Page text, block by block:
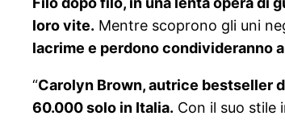
loro vite. Mentre scoprono gli uni
lacrime e perdono condivideranno
“Carolyn Brown, autrice bestseller
60.000 solo in Italia. Con il suo stile